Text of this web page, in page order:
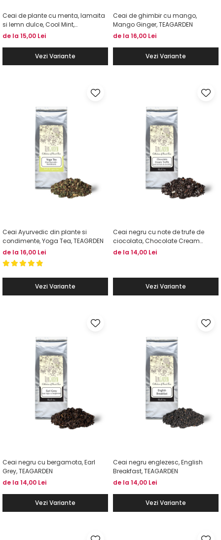
Ceai de plante cu menta, lamaita
si lemn dulce, Cool Mint,
TEAGARDEN
de la 15,00 Lei
Vezi Variante
Ceai de ghimbir cu mango,
Mango Ginger, TEAGARDEN
de la 16,00 Lei
Vezi Variante
Ceai Ayurvedic din plante si
condimente, Yoga Tea, TEAGRDEN
de la 16,00 Lei
Vezi Variante
Ceai negru cu note de trufe de
ciocolata, Chocolate Cream
Truffle, TEAGARDEN
de la 14,00 Lei
Vezi Variante
Ceai negru cu bergamota, Earl
Grey, TEAGARDEN
de la 14,00 Lei
Vezi Variante
Ceai negru englezesc, English
Breakfast, TEAGARDEN
de la 14,00 Lei
Vezi Variante